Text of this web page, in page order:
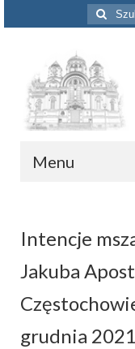
Szuklaj
w:
Menu
Intencje
Informacje
Piszą o nas
Remont
Intencje
Jakuba
grudnia